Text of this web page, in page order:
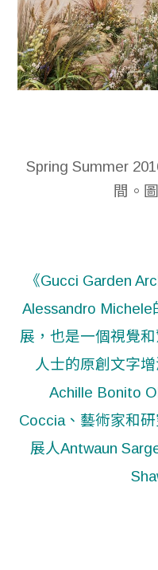
Spring Summer
間。
《Gucci Garden
Alessandro
展，也是一個視覺
人士的原創文字
Achille Bonito
Coccia、藝術家和
展人Antwaun